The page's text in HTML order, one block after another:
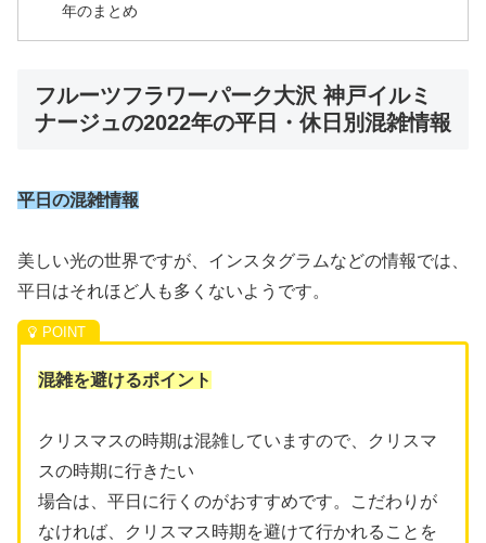
年のまとめ
フルーツフラワーパーク大沢 神戸イルミ
ナージュの2022年の平日・休日別混雑情報
平日の混雑情報
美しい光の世界ですが、インスタグラムなどの情報では、
平日はそれほど人も多くないようです。
混雑を避けるポイント
クリスマスの時期は混雑していますので、クリスマ
スの時期に行きたい
場合は、平日に行くのがおすすめです。こだわりが
なければ、クリスマス時期を避けて行かれることを